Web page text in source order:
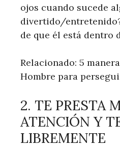
ojos cuando sucede
divertido/
de que él está dentro
Relacionado: 5
Hombre para
2. TE PRESTA
ATENCIÓN Y
LIBREMENTE